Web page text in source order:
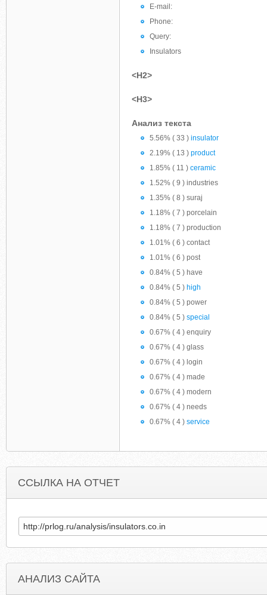
E-mail:
Phone:
Query:
Insulators
<H2>
<H3>
Анализ текста
5.56% ( 33 ) insulator
2.19% ( 13 ) product
1.85% ( 11 ) ceramic
1.52% ( 9 ) industries
1.35% ( 8 ) suraj
1.18% ( 7 ) porcelain
1.18% ( 7 ) production
1.01% ( 6 ) contact
1.01% ( 6 ) post
0.84% ( 5 ) have
0.84% ( 5 ) high
0.84% ( 5 ) power
0.84% ( 5 ) special
0.67% ( 4 ) enquiry
0.67% ( 4 ) glass
0.67% ( 4 ) login
0.67% ( 4 ) made
0.67% ( 4 ) modern
0.67% ( 4 ) needs
0.67% ( 4 ) service
ССЫЛКА НА ОТЧЕТ
АНАЛИЗ САЙТА